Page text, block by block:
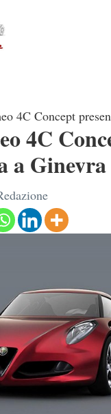
4C Concept
4C
a Ginevra